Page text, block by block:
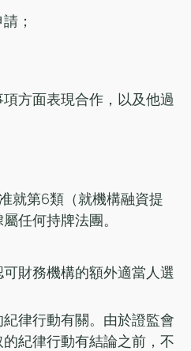
；
方面表現合作，以及他過
就第6類（就機構融資提
任何持牌法團。
財務機構的額外適當人選
律行動有關。由於證監會
紀律行動有結論之前，不